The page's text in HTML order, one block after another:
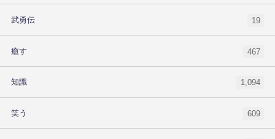
武勇伝 19
癒す 467
知識 1,094
笑う 609